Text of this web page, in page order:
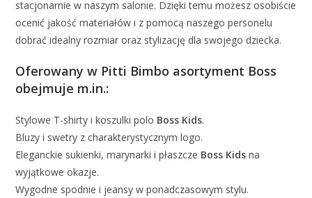
stacjonarnie w naszym salonie. Dzięki temu możesz osobiście
ocenić jakość materiałów i z pomocą naszego personelu
dobrać idealny rozmiar oraz stylizację dla swojego dziecka.
Oferowany w Pitti Bimbo asortyment Boss
obejmuje m.in.:
Stylowe T-shirty i koszulki polo Boss Kids.
Bluzy i swetry z charakterystycznym logo.
Eleganckie sukienki, marynarki i płaszcze Boss Kids na
wyjątkowe okazje.
Wygodne spodnie i jeansy w ponadczasowym stylu.